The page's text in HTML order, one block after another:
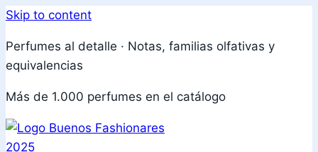
Skip to content
Perfumes al detalle · Notas, familias olfativas y
equivalencias
Más de 1.000 perfumes en el catálogo